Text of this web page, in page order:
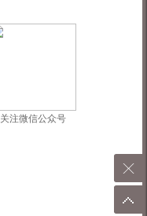
关注微信公众号